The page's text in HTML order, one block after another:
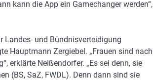
kann die App ein Gamechanger werden“,
Landes- und Bündnisverteidigung
Hauptmann Zergiebel. „Frauen sind nach
erklärte Neißendorfer. „Es sei denn, sie
(BS, SaZ, FWDL). Denn dann sind sie